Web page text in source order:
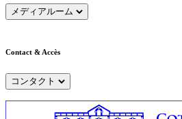
メディアルーム
Contact & Accès
コンタクト